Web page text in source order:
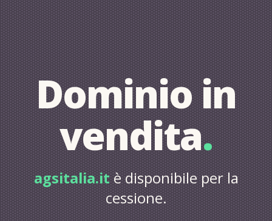
Dominio in
vendita.
agsitalia.itè disponibile per la
cessione.